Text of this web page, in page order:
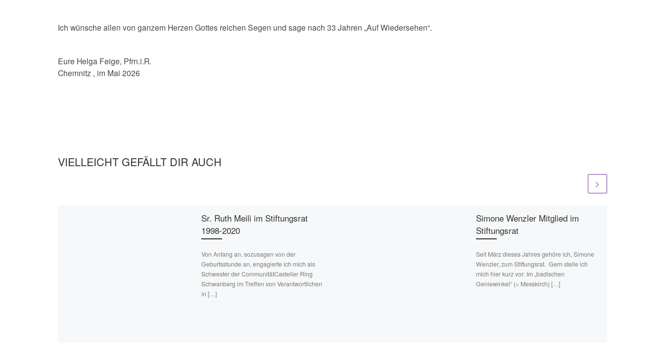
Ich wünsche allen von ganzem Herzen Gottes reichen Segen und sage nach 33 Jahren „Auf Wiedersehen“.
Eure Helga Feige, Pfrn.i.R.
Chemnitz , im Mai 2026
VIELLEICHT GEFÄLLT DIR AUCH
Sr. Ruth Meili im Stiftungsrat
1998-2020
Von Anfang an, sozusagen von der
Geburtsstunde an, engagierte ich mich als
Schwester der CommunitätCasteller Ring
Schwanberg im Treffen von Verantwortlichen
in […]
Simone Wenzler Mitglied im
Stiftungsrat
Seit März dieses Jahres gehöre ich, Simone
Wenzler, zum Stiftungsrat. Gern stelle ich
mich hier kurz vor: Im „badischen
Geniewinkel“ (= Messkirch) […]